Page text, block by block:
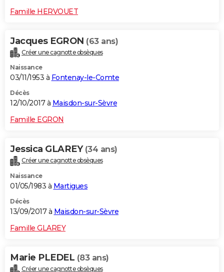
Famille HERVOUET
Jacques EGRON (63 ans)
Créer une cagnotte obsèques
Naissance
03/11/1953 à Fontenay-le-Comte
Décès
12/10/2017 à Maisdon-sur-Sèvre
Famille EGRON
Jessica GLAREY (34 ans)
Créer une cagnotte obsèques
Naissance
01/05/1983 à Martigues
Décès
13/09/2017 à Maisdon-sur-Sèvre
Famille GLAREY
Marie PLEDEL (83 ans)
Créer une cagnotte obsèques